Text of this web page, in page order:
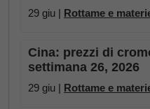
29 giu | Rottame e
Cina: prezzi di
settimana 26, 2026
29 giu | Rottame e